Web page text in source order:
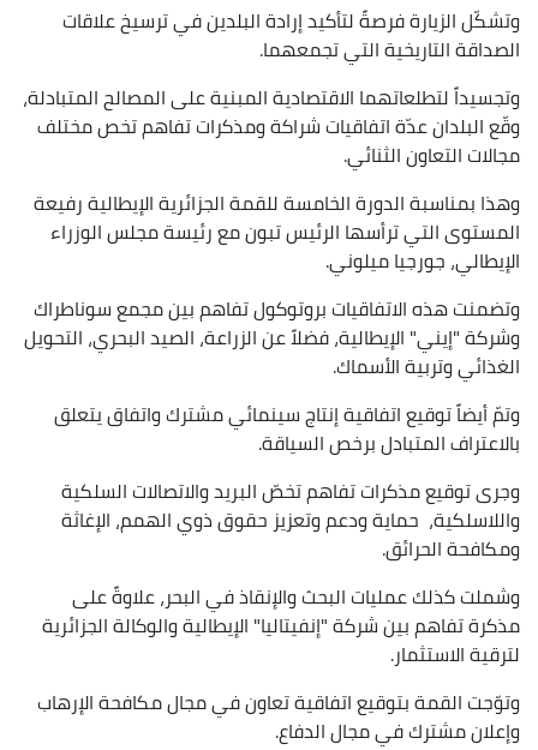
وتشكّل الزيارة فرصةً لتأكيد إرادة البلدين في ترسيخ علاقات
الصداقة التاريخية التي تجمعهما.
وتجسيداً لتطلعاتهما الاقتصادية المبنية على المصالح المتبادلة،
وقّع البلدان عدّة اتفاقيات شراكة ومذكرات تفاهم تخص مختلف
مجالات التعاون الثنائي.
وهذا بمناسبة الدورة الخامسة للقمة الجزائرية الإيطالية رفيعة
المستوى التي ترأسها الرئيس تبون مع رئيسة مجلس الوزراء
الإيطالي، جورجيا ميلوني.
وتضمنت هذه الاتفاقيات بروتوكول تفاهم بين مجمع سوناطراك
وشركة "إيني" الإيطالية، فضلاً عن الزراعة، الصيد البحري، التحويل
الغذائي وتربية الأسماك.
وتمّ أيضاً توقيع اتفاقية إنتاج سينمائي مشترك واتفاق يتعلق
بالاعتراف المتبادل برخص السياقة.
وجرى توقيع مذكرات تفاهم تخصّ البريد والاتصالات السلكية
واللاسلكية، حماية ودعم وتعزيز حقوق ذوي الهمم، الإغاثة
ومكافحة الحرائق.
وشملت كذلك عمليات البحث والإنقاذ في البحر، علاوةً على
مذكرة تفاهم بين شركة "إنفيتاليا" الإيطالية والوكالة الجزائرية
لترقية الاستثمار.
وتوّجت القمة بتوقيع اتفاقية تعاون في مجال مكافحة الإرهاب
وإعلان مشترك في مجال الدفاع.